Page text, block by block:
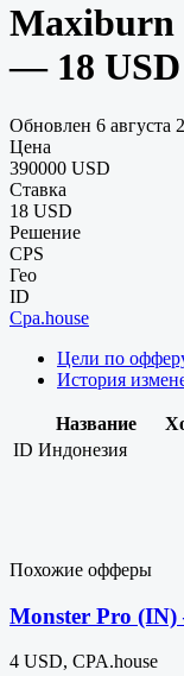
Maxiburn
— 18 USD
Обновлен 6 августа
Цена
390000 USD
Ставка
18 USD
Решение
CPS
Гео
ID
Cpa.house
Цели по
История
Название
ID Индонезия
Похожие офферы
Monster Pro
4 USD, CPA.house